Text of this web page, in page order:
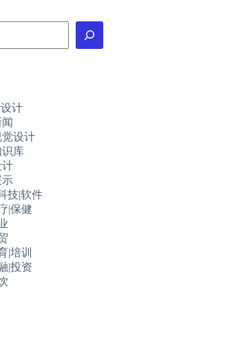
计
设计
库
计
示
技|软件
|保健
|培训
|投资